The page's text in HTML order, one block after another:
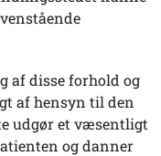
af disse forhold og
af hensyn til den
udgør et væsentligt
og danner